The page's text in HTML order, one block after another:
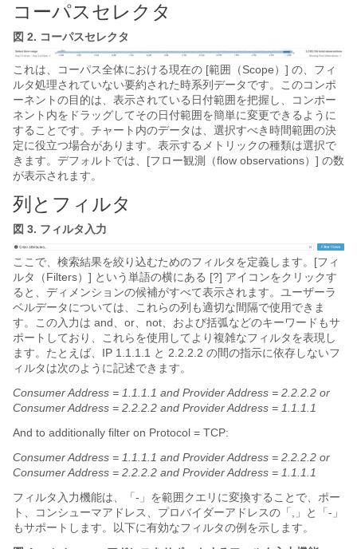
コーパスセレクタ
図 2. コーパスセレクタ
これは、コーパス全体における現在の [範囲（Scope）] の、フィ
ルタ処理されていない要約された時系列データです。このコンポ
ーネントの目的は、表示されている日付範囲を把握し、コンポー
ネント内をドラッグしてその日付範囲を簡単に変更できるように
することです。チャート内のデータは、選択すべき時間範囲の決
定に役立つ場合があります。表示するメトリックの種類は選択で
きます。デフォルトでは、[フロー観測（flow observations）] の数
が表示されます。
列とフィルタ
図 3. フィルタ入力
ここで、検索結果を絞り込むためのフィルタを定義します。[フィ
ルタ（Filters）] という単語の横にある [?] アイコンをクリックす
ると、ディメンションの候補がすべて表示されます。 ユーザーラ
ベルデータについては、これらの列も適切な間隔で使用できま
す。この入力は and、or、not、および括弧などのキーワードもサ
ポートしており、これらを使用してより複雑なフィルタを表現し
ます。 たとえば、IP 1.1.1.1 と 2.2.2.2 の間の指示に依存しないフ
ィルタは次のように記述できます。
Consumer Address = 1.1.1.1 and Provider Address = 2.2.2.2 or
Consumer Address = 2.2.2.2 and Provider Address = 1.1.1.1
And to additionally filter on Protocol = TCP:
Consumer Address = 1.1.1.1 and Provider Address = 2.2.2.2 or
Consumer Address = 2.2.2.2 and Provider Address = 1.1.1.1
フィルタ入力機能は、「-」を範囲クエリに変換することで、ポー
ト、コンシューマアドレス、プロバイダーアドレスの「,」と「-」
もサポートします。以下に有効なフィルタの例を示します。